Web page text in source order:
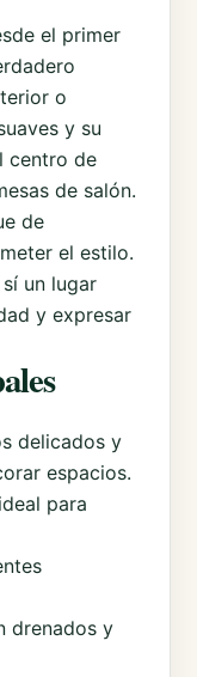
el primer
o
y su
centro de
de salón.
de
el estilo.
un lugar
y expresar
delicados y
espacios.
para
drenados y